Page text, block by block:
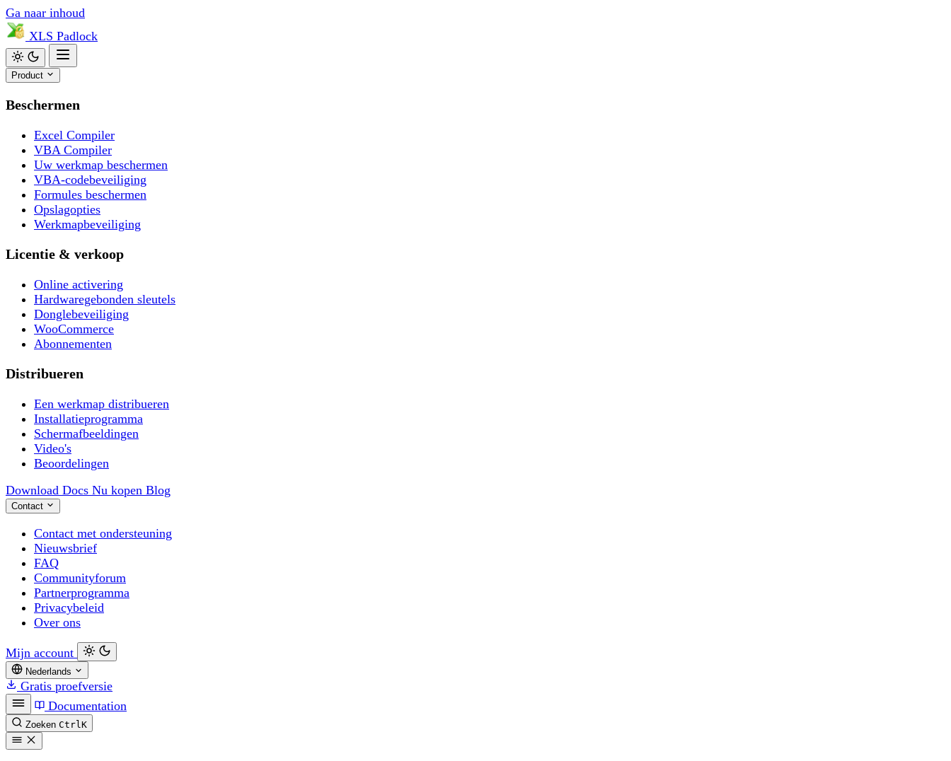
Ga naar inhoud
XLS Padlock
Product
Beschermen
Excel Compiler
VBA Compiler
Uw werkmap beschermen
VBA-codebeveiliging
Formules beschermen
Opslagopties
Werkmapbeveiliging
Licentie & verkoop
Online activering
Hardwaregebonden sleutels
Donglebeveiliging
WooCommerce
Abonnementen
Distribueren
Een werkmap distribueren
Installatieprogramma
Schermafbeeldingen
Video's
Beoordelingen
Download Docs Nu kopen Blog
Contact
Contact met ondersteuning
Nieuwsbrief
FAQ
Communityforum
Partnerprogramma
Privacybeleid
Over ons
Mijn account
Nederlands
Gratis proefversie
Documentation
Zoeken CtrlK